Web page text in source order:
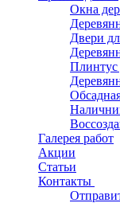
Окна
Двери
Плинтус
Галерея работ
Акции
Статьи
Контакты